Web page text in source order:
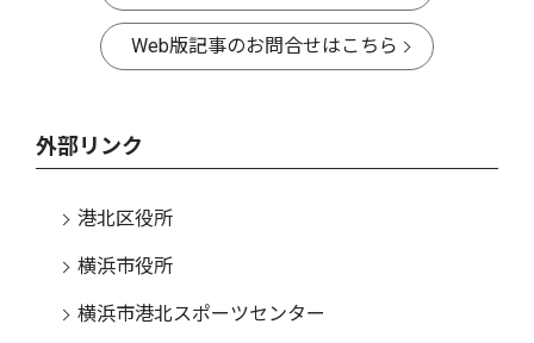
Web版記事のお問合せはこちら
外部リンク
港北区役所
横浜市役所
横浜市港北スポーツセンター